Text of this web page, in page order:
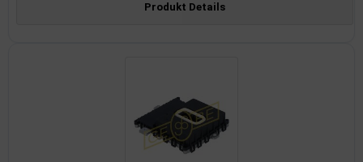
Produkt Details